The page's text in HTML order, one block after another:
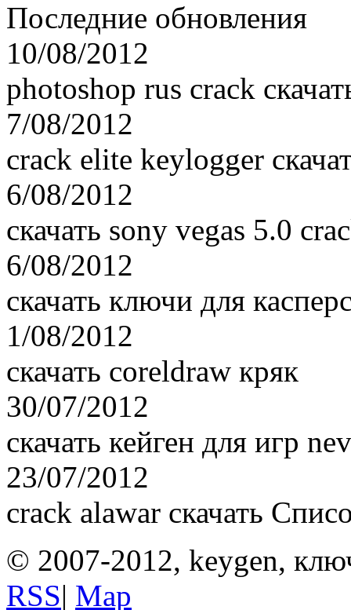
Последние обновления
10/08/2012
photoshop rus crack
7/08/2012
crack elite keylogger
6/08/2012
скачать sony vegas 5.0
6/08/2012
скачать ключи для
1/08/2012
скачать coreldraw кряк
30/07/2012
скачать кейген для игр
23/07/2012
crack alawar скачать
© 2007-2012, keygen,
RSS| Map